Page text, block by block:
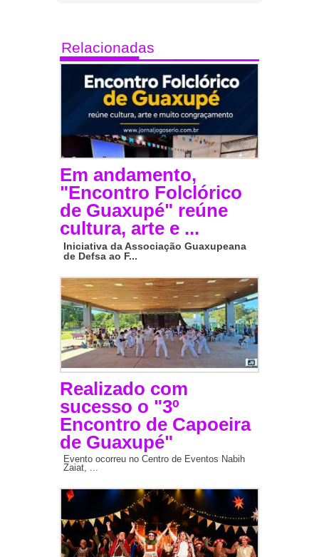
Relacionadas
Em andamento,
"Encontro Folclórico
de Guaxupé" reúne
cultura, arte e ...
Iniciativa da Associação Guaxupeana
de Defsa ao F...
Realizado com
sucesso o "3º
Encontro de Capoeira
de Guaxupé"
Evento ocorreu no Centro de Eventos Nabih
Zaiat, ...